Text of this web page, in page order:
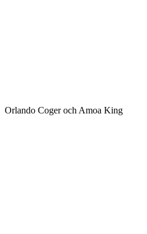
Orlando Coger och Amoa King